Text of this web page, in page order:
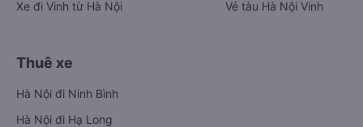
Xe đi Vinh từ Hà Nội
Vé tàu Hà Nội Vinh
Thuê xe
Hà Nội đi Ninh Bình
Hà Nội đi Hạ Long